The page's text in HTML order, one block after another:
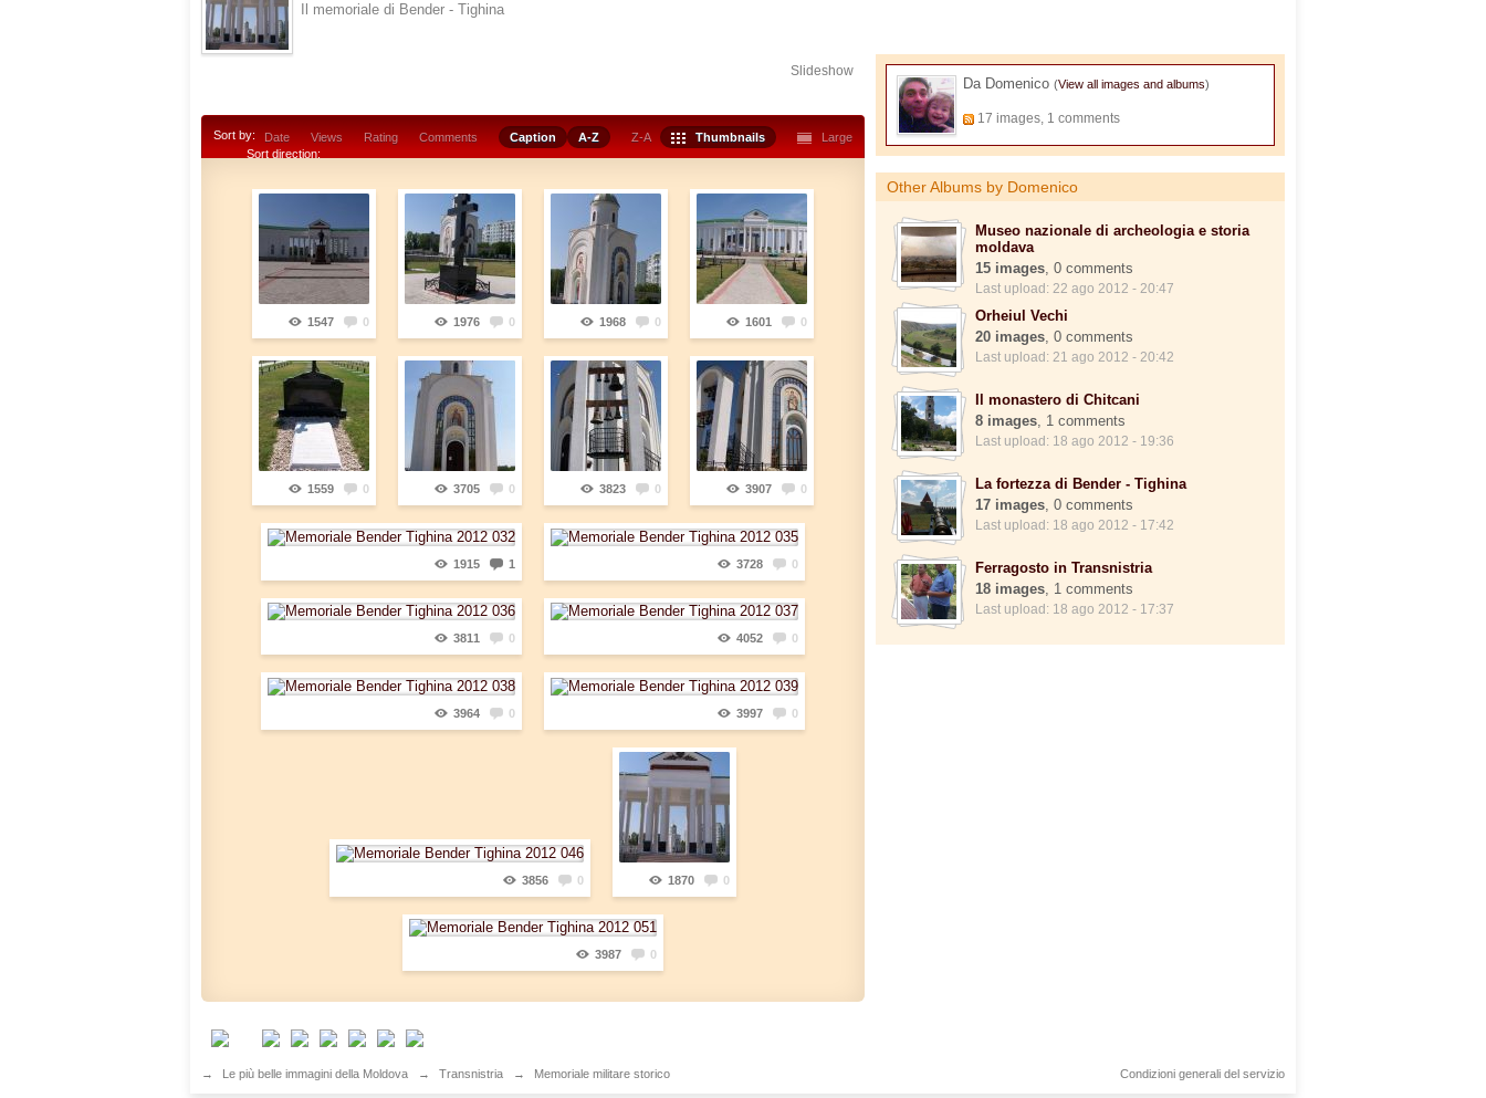
Il memoriale di Bender - Tighina
Da Domenico (View all images and albums)
17 images, 1 comments
Other Albums by Domenico
Museo nazionale di archeologia e storia
moldava
15 images, 0 comments
Last upload: 22 ago 2012 - 20:47
Orheiul Vechi
20 images, 0 comments
Last upload: 21 ago 2012 - 20:42
Il monastero di Chitcani
8 images, 1 comments
Last upload: 18 ago 2012 - 19:36
La fortezza di Bender - Tighina
17 images, 0 comments
Last upload: 18 ago 2012 - 17:42
Ferragosto in Transnistria
18 images, 1 comments
Last upload: 18 ago 2012 - 17:37
Slideshow
Thumbnails Large
Sort by: Date Views Rating Comments
Caption
Sort direction:
A-Z Z-A
1547 0 1976 0 1968 0 1601 0
1559 0 3705 0 3823 0 3907 0
1915 1 3728 0
3811 0 4052 0
3964 0 3997 0
3856 0 1870 0
3987 0
→ Le più belle immagini della Moldova → Transnistria → Memoriale militare storico Condizioni generali del servizio